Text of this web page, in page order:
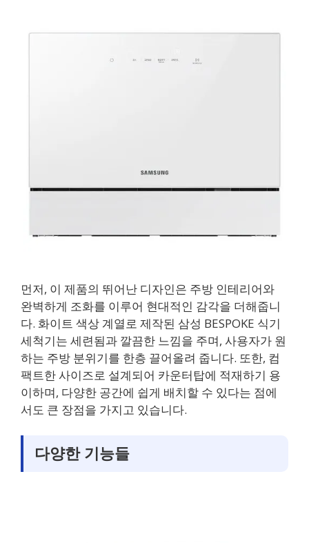
먼저, 이 제품의 뛰어난 디자인은 주방 인테리어와
완벽하게 조화를 이루어 현대적인 감각을 더해줍니
다. 화이트 색상 계열로 제작된 삼성 BESPOKE 식기
세척기는 세련됨과 깔끔한 느낌을 주며, 사용자가 원
하는 주방 분위기를 한층 끌어올려 줍니다. 또한, 컴
팩트한 사이즈로 설계되어 카운터탑에 적재하기 용
이하며, 다양한 공간에 쉽게 배치할 수 있다는 점에
서도 큰 장점을 가지고 있습니다.
다양한 기능들